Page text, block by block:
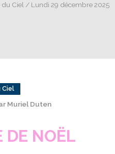
du Ciel / Lundi 29 décembre 2025
Ciel
Muriel Duten
DE NOËL